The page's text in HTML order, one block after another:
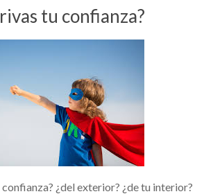
tu confianza?
¿del exterior? ¿de tu interior?